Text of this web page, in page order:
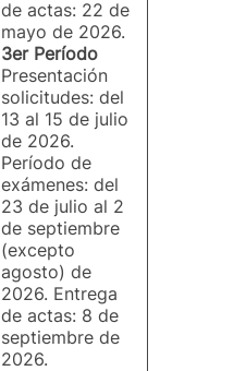
de actas: 22 de
mayo de 2026.
3er Período
Presentación
solicitudes: del
13 al 15 de julio
de 2026.
Período de
exámenes: del
23 de julio al 2
de septiembre
(excepto
agosto) de
2026. Entrega
de actas: 8 de
septiembre de
2026.